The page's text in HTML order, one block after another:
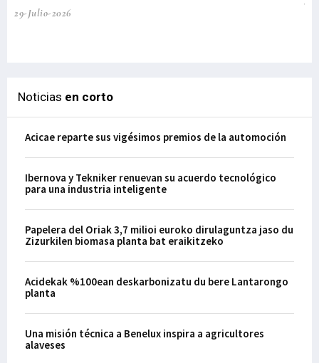
29-Julio-2026
Noticias en corto
Acicae reparte sus vigésimos premios de la automoción
Ibernova y Tekniker renuevan su acuerdo tecnológico
para una industria inteligente
Papelera del Oriak 3,7 milioi euroko dirulaguntza jaso du
Zizurkilen biomasa planta bat eraikitzeko
Acidekak %100ean deskarbonizatu du bere Lantarongo
planta
Una misión técnica a Benelux inspira a agricultores
alaveses